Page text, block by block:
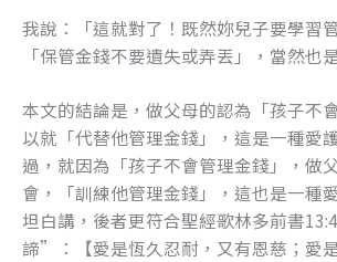
我說：「這就對了！既然妳兒子要學習
「保管金錢不要遺失或弄丟」，當然也
本文的結論是，做父母的認為「孩子不
以就「代替他管理金錢」，這是一種愛
過，就因為「孩子不會管理金錢」，做
會，「訓練他管理金錢」，這也是一種
坦白講，後者更符合聖經歌林多前書
諦”：【愛是恆久忍耐，又有恩慈；愛